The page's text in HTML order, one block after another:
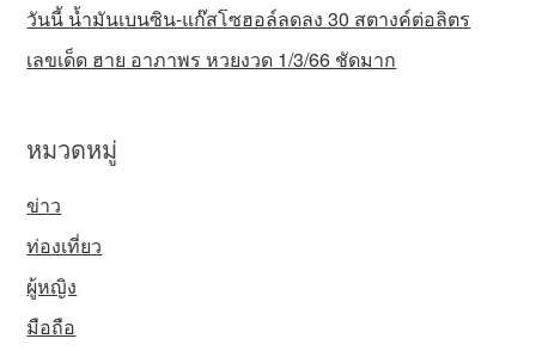
วันนี้ น้ำมันเบนซิน-แก๊สโซฮอล์ลดลง 30 สตางค์ต่อลิตร
เลขเด็ด ฮาย อาภาพร หวยงวด 1/3/66 ชัดมาก
หมวดหมู่
ข่าว
ท่องเที่ยว
ผู้หญิง
มือถือ